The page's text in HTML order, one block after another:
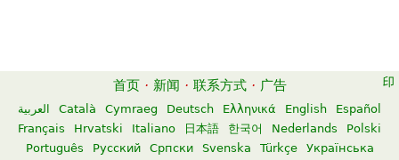
首页 · 新闻 · 联系方式 · 广告
العربية Català Cymraeg Deutsch Ελληνικά English
Español
Français
Hrvatski Italiano 日本語 한국어 Nederlands
Polski
Português
Русский Српски Svenska Türkçe Українська